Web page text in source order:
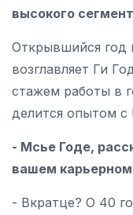
высокого
Открывшийся год
возглавляет Ги
стажем работы в
делится опытом с
- Мсье Годе,
вашем карьерном
- Вкратце? О 40